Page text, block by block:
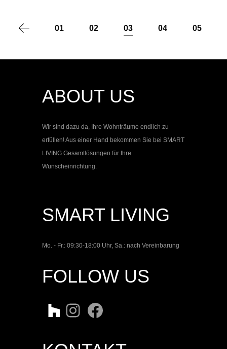
01 02 03 04 05
ABOUT US
Wir sind dazu da, Ihre Wohnträume endlich zu
erfüllen! Aus einer Hand bekommen Sie beiSMART
LIVING Gesamtlösungen für Ihre
Wunscheinrichtung.
SMART LIVING
Mo. - Fr.: 09:30-18:00 Uhr, Sa.: nach Vereinbarung
FOLLOW US
Twitter
Instagram
Facebook